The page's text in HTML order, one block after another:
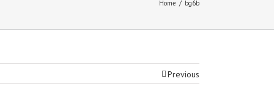
Home / bg6b
Previous